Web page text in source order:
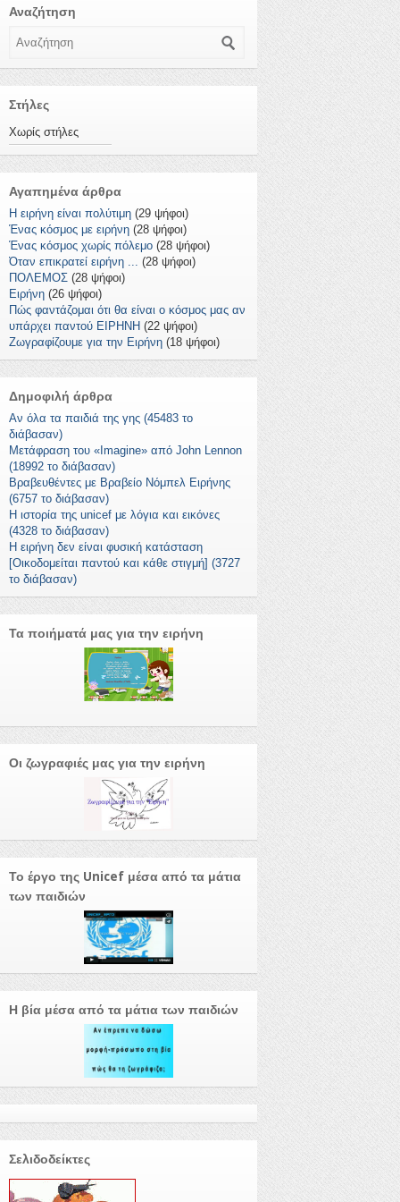
Αναζήτηση
Στήλες
Χωρίς στήλες
Αγαπημένα άρθρα
Η ειρήνη είναι πολύτιμη (29 ψήφοι)
Ένας κόσμος με ειρήνη (28 ψήφοι)
Ένας κόσμος χωρίς πόλεμο (28 ψήφοι)
Όταν επικρατεί ειρήνη ... (28 ψήφοι)
ΠΟΛΕΜΟΣ (28 ψήφοι)
Ειρήνη (26 ψήφοι)
Πώς φαντάζομαι ότι θα είναι ο κόσμος μας αν
υπάρχει παντού ΕΙΡΗΝΗ (22 ψήφοι)
Ζωγραφίζουμε για την Ειρήνη (18 ψήφοι)
Δημοφιλή άρθρα
Αν όλα τα παιδιά της γης (45483 το
διάβασαν)
Μετάφραση του «Imagine» από John Lennon
(18992 το διάβασαν)
Βραβευθέντες με Βραβείο Νόμπελ Ειρήνης
(6757 το διάβασαν)
Η ιστορία της unicef με λόγια και εικόνες
(4328 το διάβασαν)
Η ειρήνη δεν είναι φυσική κατάσταση
[Οικοδομείται παντού και κάθε στιγμή] (3727
το διάβασαν)
Τα ποιήματά μας για την ειρήνη
Οι ζωγραφιές μας για την ειρήνη
Το έργο της Unicef μέσα από τα μάτια
των παιδιών
Η βία μέσα από τα μάτια των παιδιών
Σελιδοδείκτες